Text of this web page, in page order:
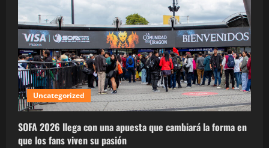
Uncategorized
SOFA 2026 llega con una apuesta que cambiará la forma en
que los fans viven su pasión